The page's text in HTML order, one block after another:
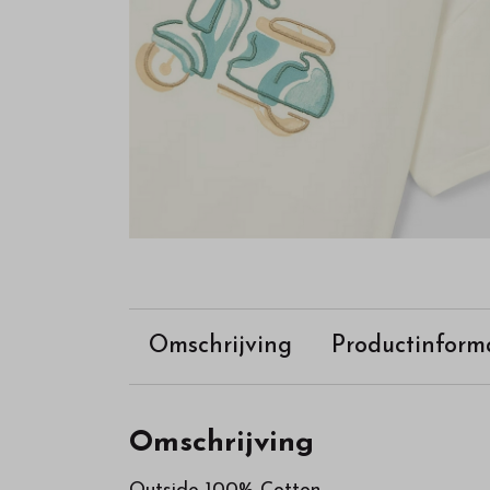
Omschrijving
Omschrijving